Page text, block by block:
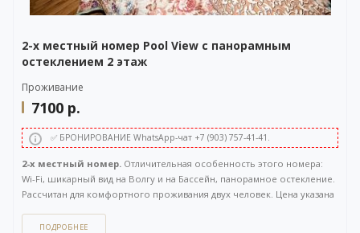
2-х местный номер Pool View с панорамным
остеклением 2 этаж
Проживание
7100 р.
✅ БРОНИРОВАНИЕ WhatsApp-чат +7 (903) 757-41-41.
2-х местный номер. Отличительная особенность этого номера:
Wi-Fi, шикарный вид на Волгу и на Бассейн, панорамное остекление.
Рассчитан для комфортного проживания двух человек. Цена указана
Площадь 35 кв.м.
ПОДРОБНЕЕ